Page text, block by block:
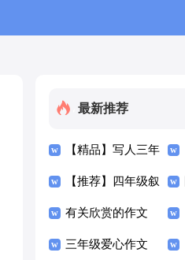
最新推荐
【精品】写人三年
级作文300字汇编
九篇
【推荐】四年级叙
事作文300字汇编
六篇
有关欣赏的作文
300字4篇
三年级爱心作文